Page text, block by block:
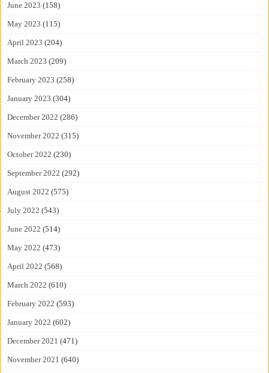
June 2023 (158)
May 2023 (115)
April 2023 (204)
March 2023 (209)
February 2023 (258)
January 2023 (304)
December 2022 (286)
November 2022 (315)
October 2022 (230)
September 2022 (292)
August 2022 (575)
July 2022 (543)
June 2022 (514)
May 2022 (473)
April 2022 (568)
March 2022 (610)
February 2022 (593)
January 2022 (602)
December 2021 (471)
November 2021 (640)